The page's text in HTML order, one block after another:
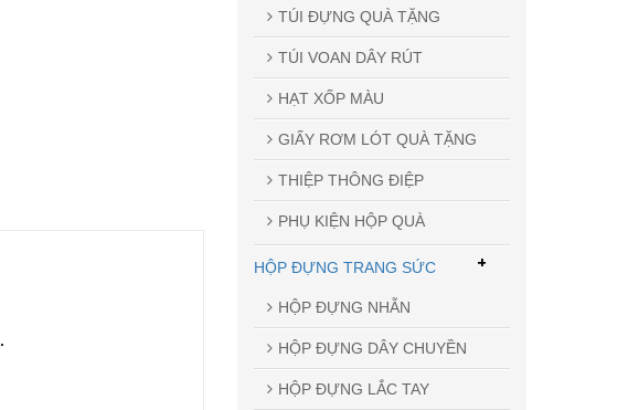
.
TÚI ĐỰNG QUÀ TẶNG
TÚI VOAN DÂY RÚT
HẠT XỐP MÀU
GIẤY RƠM LÓT QUÀ TẶNG
THIỆP THÔNG ĐIỆP
PHỤ KIỆN HỘP QUÀ
HỘP ĐỰNG TRANG SỨC
HỘP ĐỰNG NHẪN
HỘP ĐỰNG DÂY CHUYỀN
HỘP ĐỰNG LẮC TAY
+